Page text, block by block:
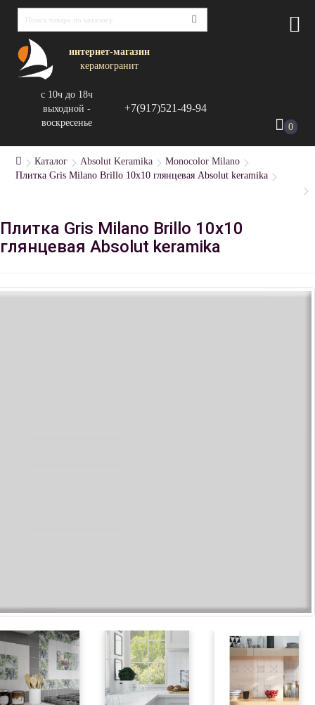
интернет-магазин
керамогранит
с 10ч до 18ч
выходной -
воскресенье
+7(917)521-49-94
0
Каталог Absolut Keramika
Monocolor Milano
Плитка Gris Milano Brillo 10x10 глянцевая Absolut keramika
Плитка Gris Milano Brillo 10x10
глянцевая Absolut keramika